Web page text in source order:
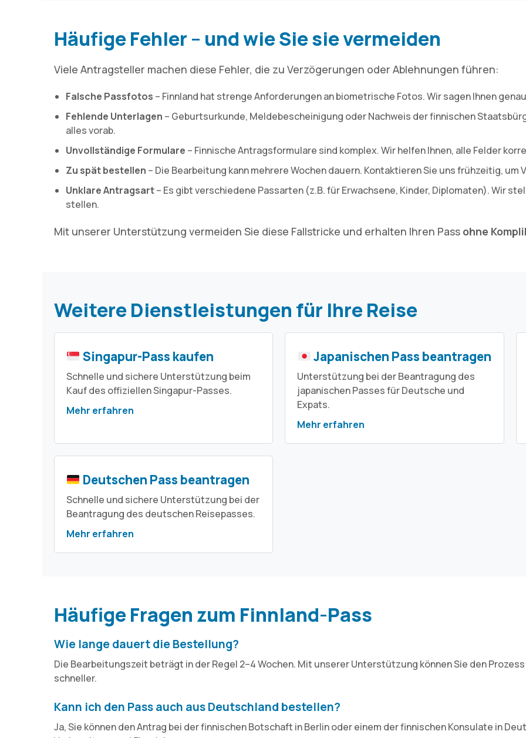
Häufige Fehler – und wie Sie sie vermeiden
Viele Antragsteller machen diese Fehler, die zu Verzögerungen oder Ablehnungen führen:
Falsche Passfotos – Finnland hat strenge Anforderungen an biometrische Fotos. Wir sagen Ihnen
Fehlende Unterlagen – Geburtsurkunde, Meldebescheinigung oder Nachweis der finnischen
alles vorab.
Unvollständige Formulare – Finnische Antragsformulare sind komplex. Wir helfen Ihnen, alle Felder
Zu spät bestellen – Die Bearbeitung kann mehrere Wochen dauern. Kontaktieren Sie uns frühzeitig, um
Unklare Antragsart– Es gibt verschiedene Passarten (z.B. für Erwachsene, Kinder, Diplomaten). Wir
stellen.
Mit unserer Unterstützung vermeiden Sie diese Fallstricke und erhalten Ihren Pass ohne
Weitere Dienstleistungen für Ihre Reise
Singapur-Pass kaufen
Schnelle und sichere Unterstützung beim
Kauf des offiziellen Singapur-Passes.
Mehr erfahren
Japanischen Pass beantragen
Unterstützung bei der Beantragung des
japanischen Passes für Deutsche und
Expats.
Mehr erfahren
Deutschen Pass beantragen
Schnelle und sichere Unterstützung bei der
Beantragung des deutschen Reisepasses.
Mehr erfahren
Häufige Fragen zum Finnland-Pass
Wie lange dauert die Bestellung?
Die Bearbeitungszeit beträgt in der Regel 2–4 Wochen. Mit unserer Unterstützung können Sie den
schneller.
Kann ich den Pass auch aus Deutschland bestellen?
Ja, Sie können den Antrag bei der finnischen Botschaft in Berlin oder einem der finnischen Konsulate in